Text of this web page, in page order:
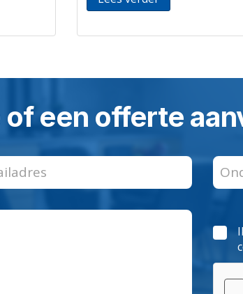
een offerte